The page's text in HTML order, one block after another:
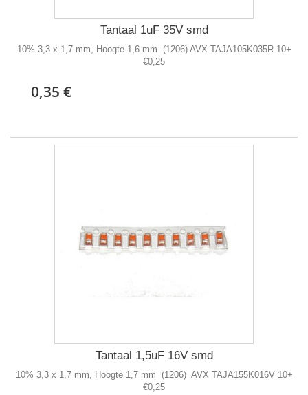
Tantaal 1uF 35V smd
10% 3,3 x 1,7 mm, Hoogte 1,6 mm (1206) AVX TAJA105K035R 10+
€0,25
0,35 €
Tantaal 1,5uF 16V smd
10% 3,3 x 1,7 mm, Hoogte 1,7 mm (1206) AVX TAJA155K016V 10+
€0,25